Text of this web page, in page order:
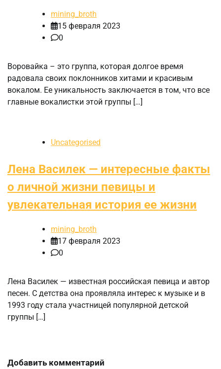
mining_broth
15 февраля 2023
0
Воровайка – это группа, которая долгое время
радовала своих поклонников хитами и красивым
вокалом. Ее уникальность заключается в том, что все
главные вокалистки этой группы […]
Uncategorised
Лена Василек — интересные факты
о личной жизни певицы и
увлекательная история ее жизни
mining_broth
17 февраля 2023
0
Лена Василек — известная российская певица и автор
песен. С детства она проявляла интерес к музыке и в
1993 году стала участницей популярной детской
группы […]
Добавить комментарий